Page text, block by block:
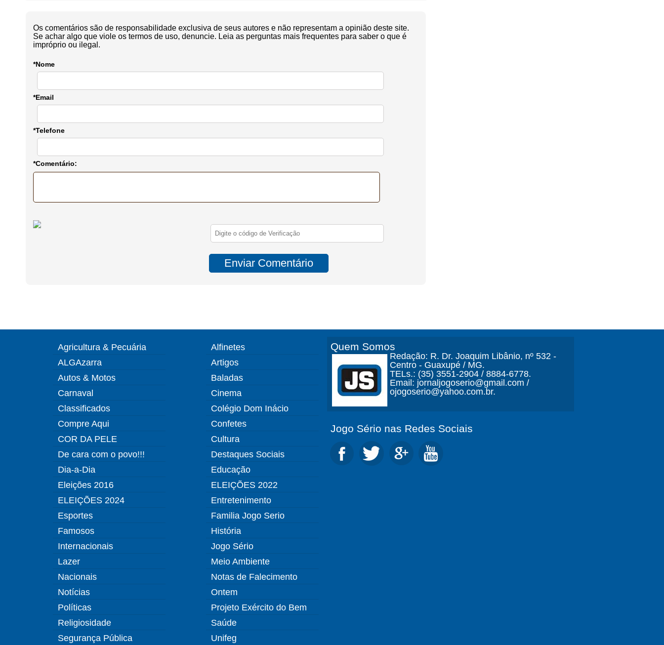
Os comentários são de responsabilidade exclusiva de seus autores e não representam a opinião deste site.
Se achar algo que viole os termos de uso, denuncie. Leia as perguntas mais frequentes para saber o que é
impróprio ou ilegal.
*Nome
*Email
*Telefone
*Comentário:
Agricultura & Pecuária
ALGAzarra
Autos & Motos
Carnaval
Classificados
Compre Aqui
COR DA PELE
De cara com o povo!!!
Dia-a-Dia
Eleições 2016
ELEIÇÕES 2024
Esportes
Famosos
Internacionais
Lazer
Nacionais
Notícias
Políticas
Religiosidade
Segurança Pública
Alfinetes
Artigos
Baladas
Cinema
Colégio Dom Inácio
Confetes
Cultura
Destaques Sociais
Educação
ELEIÇÕES 2022
Entretenimento
Familia Jogo Serio
História
Jogo Sério
Meio Ambiente
Notas de Falecimento
Ontem
Projeto Exército do Bem
Saúde
Unifeg
Quem Somos
Redação: R. Dr. Joaquim Libânio, nº 532 -
Centro - Guaxupé / MG.
TELs.: (35) 3551-2904 / 8884-6778.
Email: jornaljogoserio@gmail.com /
ojogoserio@yahoo.com.br.
Jogo Sério nas Redes Sociais